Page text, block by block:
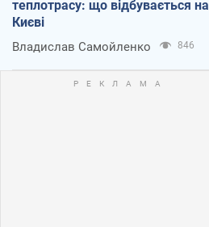
теплотрасу: що відбувається
Києві
Владислав Самойленко 846